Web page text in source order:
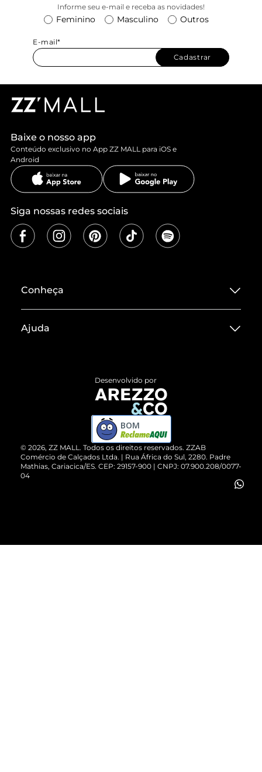
um dia intenso de trabalho, esticar no happy com as
amigas ou curtir um dia de lazer.
Informe seu e-mail e receba as novidades!
Feminino Masculino Outros
E-mail*
Cadastrar
Baixe o nosso app
Conteúdo exclusivo no App ZZ MALL para iOS e
Android
Siga nossas redes sociais
Conheça
Termos de Uso
ZZ MALL é confiável
Cartão Presente
Vendas Corporativas
Ajuda
Devolução do Produto
Compre pelo WhatsApp
© 2026, ZZ MALL. Todos os direitos reservados. ZZAB
Comércio de Calçados Ltda. | Rua África do Sul, 2280. Padre
Mathias, Cariacica/ES. CEP: 29157-900 | CNPJ: 07.900.208/0077-
04
Desenvolvido por
BOM